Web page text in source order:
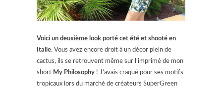
Voici un deuxième look porté cet été et shooté en
Italie. Vous avez encore droit à un décor plein de
cactus, ils se retrouvent même sur l’imprimé de mon
short My Philosophy ! J’avais craqué pour ses motifs
tropicaux lors du marché de créateurs SuperGreen